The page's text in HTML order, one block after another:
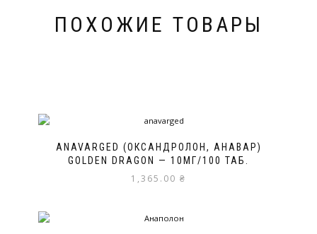
ПОХОЖИЕ ТОВАРЫ
ANAVARGED (ОКСАНДРОЛОН, АНАВАР)
GOLDEN DRAGON — 10МГ/100 ТАБ.
1,365.00 ₴